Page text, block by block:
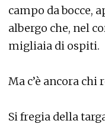
campo da bocce,
albergo che, nel
migliaia di ospiti.
Ma c’è ancora chi
Si fregia della